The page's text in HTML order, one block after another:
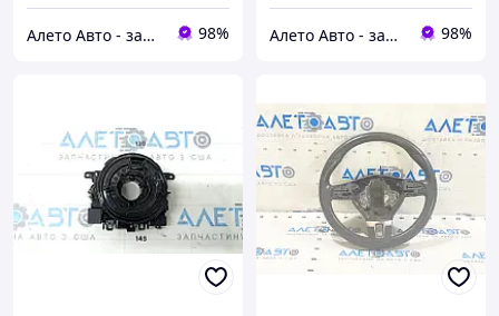
Алето Авто - запчастини на авто зі США 98% Алето Авто - запчастини на авто зі США 98%